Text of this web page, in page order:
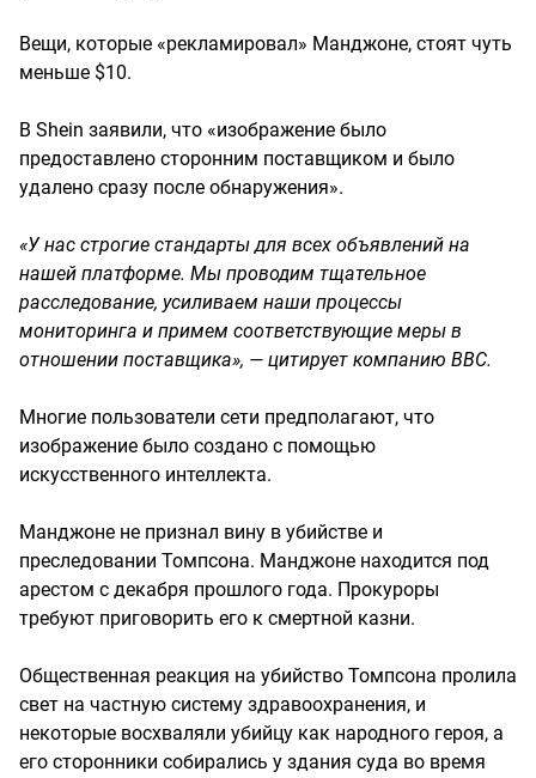
Вещи, которые «рекламировал» Манджоне, стоят чуть
меньше $10.
В Shein заявили, что «изображение было
предоставлено сторонним поставщиком и было
удалено сразу после обнаружения».
«У нас строгие стандарты для всех объявлений на
нашей платформе. Мы проводим тщательное
расследование, усиливаем наши процессы
мониторинга и примем соответствующие меры в
отношении поставщика», — цитирует компанию BBC.
Многие пользователи сети предполагают, что
изображение было создано с помощью
искусственного интеллекта.
Манджоне не признал вину в убийстве и
преследовании Томпсона. Манджоне находится под
арестом с декабря прошлого года. Прокуроры
требуют приговорить его к смертной казни.
Общественная реакция на убийство Томпсона пролила
свет на частную систему здравоохранения, и
некоторые восхваляли убийцу как народного героя, а
его сторонники собирались у здания суда во время